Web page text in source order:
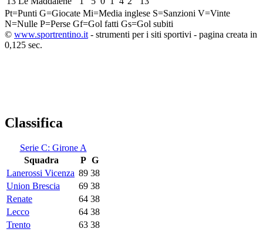
Pt=Punti G=Giocate Mi=Media inglese S=Sanzioni V=Vinte
N=Nulle P=Perse Gf=Gol fatti Gs=Gol subiti
© www.sportrentino.it - strumenti per i siti sportivi - pagina creata in
0,125 sec.
Classifica
Serie C: Girone A
Squadra
P G
Lanerossi Vicenza 89 38
Union Brescia
69 38
Renate
64 38
Lecco
64 38
Trento
63 38